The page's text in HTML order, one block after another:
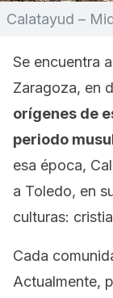
Calatayud –
Se encuentra
Zaragoza, en
orígenes de
periodo
esa época,
a Toledo, en
culturas:
Cada
Actualmente,